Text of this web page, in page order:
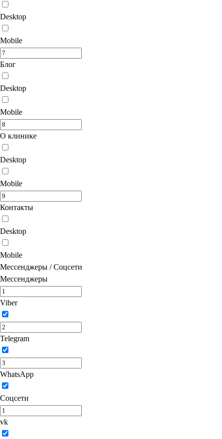
Desktop
Mobile
Блог
Desktop
Mobile
О клинике
Desktop
Mobile
Контакты
Desktop
Mobile
Мессенджеры / Соцсети
Мессенджеры
Viber
Telegram
WhatsApp
Соцсети
vk